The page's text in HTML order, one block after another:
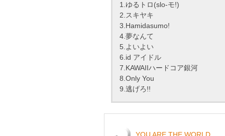
1.ゆるトロ(slo-モ!)
2.スキヤキ
3.Hamidasumo!
4.夢なんて
5.よいよい
6.id アイドル
7.KAWAIIハードコア銀河
8.Only You
9.逃げろ!!